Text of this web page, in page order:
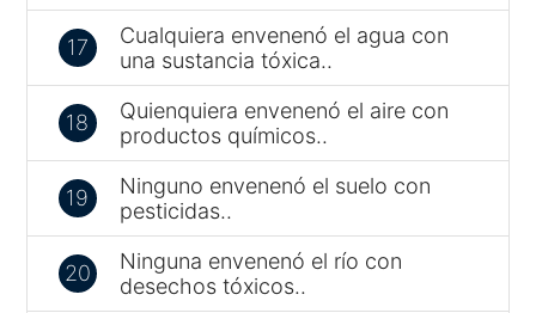
17
Cualquiera envenenó el agua con
una sustancia tóxica..
18
Quienquiera envenenó el aire con
productos químicos..
19
Ninguno envenenó el suelo con
pesticidas..
20
Ninguna envenenó el río con
desechos tóxicos..